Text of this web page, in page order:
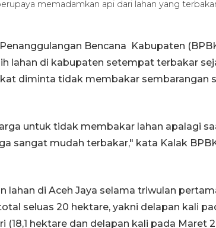
memadamkan api dari lahan yang
Bencana Kabupaten
lahan di kabupaten setempat terbakar
diminta tidak membakar sembarangan
untuk tidak membakar lahan apalagi
sangat mudah terbakar," kata Kalak
lahan di Aceh Jaya selama triwulan
seluas 20 hektare, yakni delapan kali
(18,1 hektare dan delapan kali pada Maret